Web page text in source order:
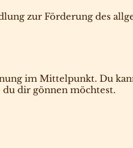
zur Förderung des
im Mittelpunkt. Du
dir gönnen möchtest.